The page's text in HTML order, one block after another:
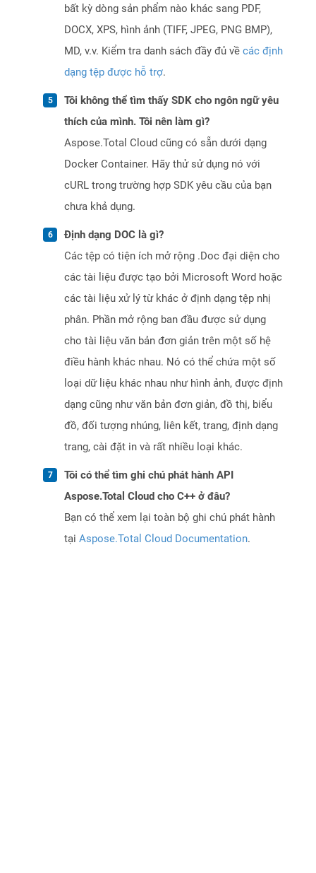
bất kỳ dòng sản phẩm nào khác sang PDF,
DOCX, XPS, hình ảnh (TIFF, JPEG, PNG BMP),
MD, v.v. Kiểm tra danh sách đầy đủ về các định
dạng tệp được hỗ trợ.
Tôi không thể tìm thấy SDK cho ngôn ngữ yêu
thích của mình. Tôi nên làm gì?
Aspose.Total Cloud cũng có sẵn dưới dạng
Docker Container. Hãy thử sử dụng nó với
cURL trong trường hợp SDK yêu cầu của bạn
chưa khả dụng.
Định dạng DOC là gì?
Các tệp có tiện ích mở rộng .Doc đại diện cho
các tài liệu được tạo bởi Microsoft Word hoặc
các tài liệu xử lý từ khác ở định dạng tệp nhị
phân. Phần mở rộng ban đầu được sử dụng
cho tài liệu văn bản đơn giản trên một số hệ
điều hành khác nhau. Nó có thể chứa một số
loại dữ liệu khác nhau như hình ảnh, được định
dạng cũng như văn bản đơn giản, đồ thị, biểu
đồ, đối tượng nhúng, liên kết, trang, định dạng
trang, cài đặt in và rất nhiều loại khác.
Tôi có thể tìm ghi chú phát hành API
Aspose.Total Cloud cho C++ ở đâu?
Bạn có thể xem lại toàn bộ ghi chú phát hành
tại Aspose.Total Cloud Documentation.